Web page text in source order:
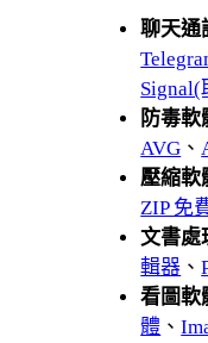
聊天通
Signal(
防毒軟
AVG 、
壓縮軟
ZIP 免
文書處
輯器 、
看圖軟
體 、